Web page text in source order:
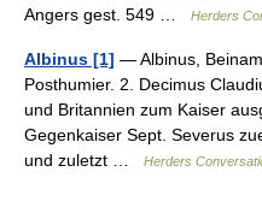
Angers gest. 549 …
Herders
Albinus [1] — Albinus,
Posthumier. 2. Decimus
und Britannien zum Kaiser
Gegenkaiser Sept. Severus
und zuletzt …
Herders